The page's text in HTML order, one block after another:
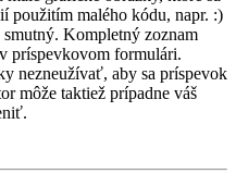
použitím malého kódu, napr. :)
smutný. Kompletný zoznam
príspevkovom formulári.
nezneužívať, aby sa príspevok
môže taktiež prípadne váš